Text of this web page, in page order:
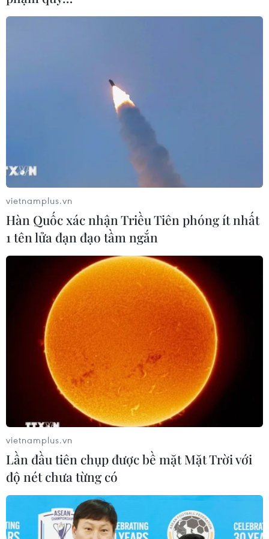
nhận thêm 3.973 ca tử vong và 238.390 ca
với virus SARS-CoV-2, tăng 27% so với hai tuần
Tính tới ngày 15/1, tổng số ca nhiễm COVID-19
của nước Mỹ là 23.437.400, theo dữ liệu của
New York Times./.
#Chủng virus SARS-CoV-2 mới #Texas
#COVID-19
#Dịch bệnh
#20C-US #Lây lan
#đột biến gene
Theo dõi VietnamPlus
vietnamplus.vn
Hàn Quốc xác nhận Triều Tiên phóng ít nhất
1 tên lửa đạn đạo tầm ngắn
vietnamplus.vn
Lần đầu tiên chụp được bề mặt Mặt Trời với
độ nét chưa từng có